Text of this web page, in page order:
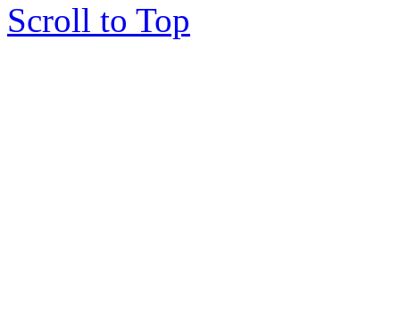
Scroll to Top